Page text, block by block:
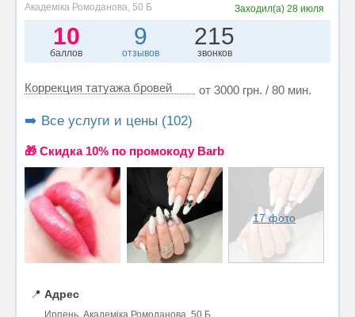
Академіка Ромоданова, 50 Б
Заходил(а)28 июля
10
баллов
9
отзывов
215
звонков
Коррекция татуажа бровей от 3000 грн. / 80 мин.
➡️ Все услуги и цены (102)
🎁 Cкидка 10% по промокоду Barb
17 фото
📍 Адрес
Ирпень, Академіка Ромоданова, 50 Б